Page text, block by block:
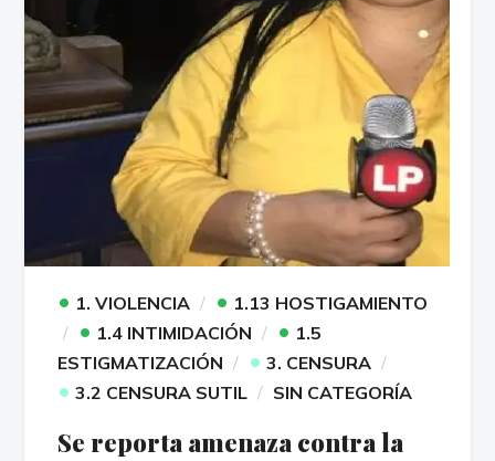
• 1. VIOLENCIA • 1.13 HOSTIGAMIENTO
• 1.4 INTIMIDACIÓN • 1.5
ESTIGMATIZACIÓN
• 3. CENSURA
• 3.2 CENSURA SUTIL SIN CATEGORÍA
Se reporta amenaza contra la